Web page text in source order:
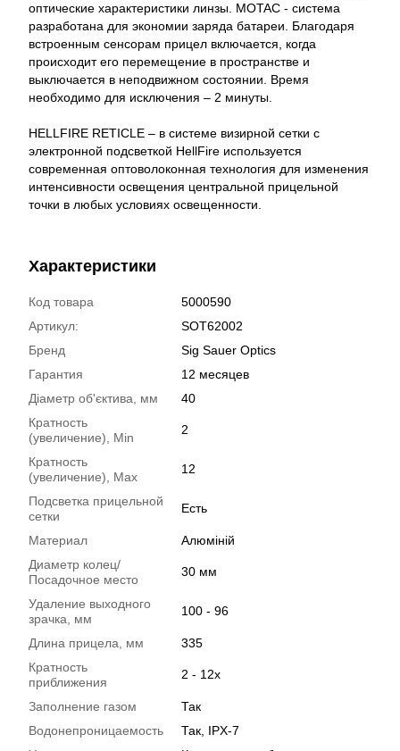
оптические характеристики линзы. MOTAC - система
разработана для экономии заряда батареи. Благодаря
встроенным сенсорам прицел включается, когда
происходит его перемещение в пространстве и
выключается в неподвижном состоянии. Время
необходимо для исключения – 2 минуты.
HELLFIRE RETICLE – в системе визирной сетки с
электронной подсветкой HellFire используется
современная оптоволоконная технология для изменения
интенсивности освещения центральной прицельной
точки в любых условиях освещенности.
Характеристики
Код товара
5000590
Артикул:
SOT62002
Бренд
Sig Sauer Optics
Гарантия
12 месяцев
Діаметр об'єктива, мм
40
Кратность
(увеличение), Min
2
Кратность
(увеличение), Max
12
Подсветка прицельной
сетки
Есть
Материал
Алюміній
Диаметр колец/
Посадочное место
30 мм
Удаление выходного
зрачка, мм
100 - 96
Длина прицела, мм
335
Кратность
приближения
2 - 12х
Заполнение газом
Так
Водонепроницаемость
Так, IPX-7